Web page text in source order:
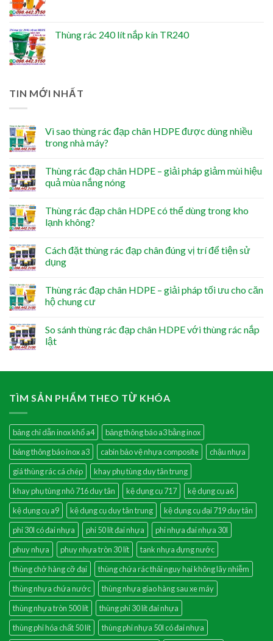
Thùng rác 240 lít nắp kín TR240
TIN MỚI NHẤT
Vì sao thùng rác đạp chân HDPE được dùng nhiều
trong nhà máy?
Thùng rác đạp chân HDPE – giải pháp giảm mùi hiệu
quả mùa nắng nóng
Thùng rác đạp chân HDPE có thể dùng trong kho
lạnh không?
Cách đặt thùng rác đạp chân đúng vị trí để tiện sử
dụng
Thùng rác đạp chân HDPE – giải pháp tối ưu cho căn
hộ chung cư
So sánh thùng rác đạp chân HDPE với thùng rác nắp
lật
TÌM SẢN PHẨM THEO TỪ KHÓA
bảng chỉ dẫn inox khổ a4
bảng thông báo a3 bằng inox
bảng thông báo inox a3
cabin bảo vệ nhựa composite
chậu nhựa
giá thùng rác cá chép
khay phụ tùng duy tân trung
khay phụ tùng nhỏ 716 duy tân
kệ dụng cụ 717
kệ dụng cụ a6
kệ dụng cụ a9
kệ dụng cụ duy tân trung
kệ dụng cụ đại 719 duy tân
phi 30l có đai nhựa
phi 50 lít đai nhựa
phi nhựa đai nhựa 30l
phuy nhựa
phuy nhựa tròn 30 lít
tank nhựa đựng nước
thùng chở hàng cỡ đại
thùng chứa rác thải nguy hại không lây nhiễm
thùng nhựa chứa nước
thùng nhựa giao hàng sau xe máy
thùng nhựa tròn 500 lít
thùng phi 30 lít đai nhựa
thùng phi hóa chất 50 lít
thùng phi nhựa 50l có đai nhựa